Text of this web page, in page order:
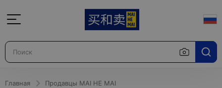
Главная
Продавцы MAI HE MAI